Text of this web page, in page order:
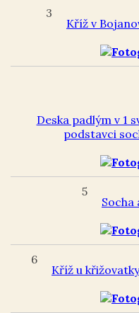
3
Kříž v
Deska padlým v 1
podstavci
5
Socha
6
Kříž u